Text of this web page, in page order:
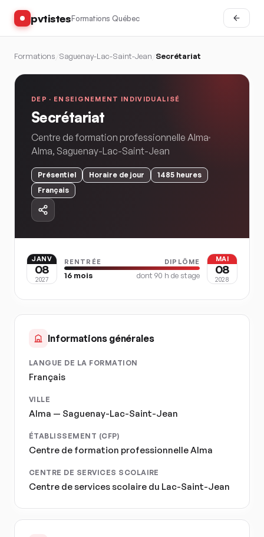
pvtistesFormations Québec
Formations Saguenay-Lac-Saint-Jean Secrétariat
DEP · ENSEIGNEMENT INDIVIDUALISÉ
Secrétariat
Centre de formation professionnelle Alma
Alma, Saguenay-Lac-Saint-Jean
Présentiel Horaire de jour 1485 heures
Français
JANV
08
2027
RENTRÉE DIPLÔME
16 mois dont 90 h de stage
MAI
08
2028
Informations générales
LANGUE DE LA FORMATION
Français
VILLE
Alma — Saguenay-Lac-Saint-Jean
ÉTABLISSEMENT (CFP)
Centre de formation professionnelle Alma
CENTRE DE SERVICES SCOLAIRE
Centre de services scolaire du Lac-Saint-Jean